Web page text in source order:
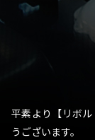
平素より【リボ
うございます。